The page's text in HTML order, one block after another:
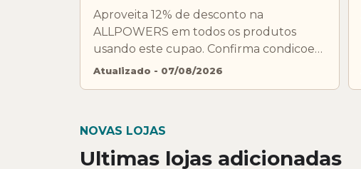
Aproveita 12% de desconto na
ALLPOWERS em todos os produtos
usando este cupao. Confirma condicoes,
exclusoes e validade antes de pagar.
Atualizado - 07/08/2026
NOVAS LOJAS
Ultimas lojas adicionadas